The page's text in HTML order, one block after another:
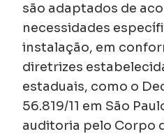
são adaptados de
necessidades
instalação, em
diretrizes
estaduais, como o
56.819/11 em São
auditoria pelo Corpo